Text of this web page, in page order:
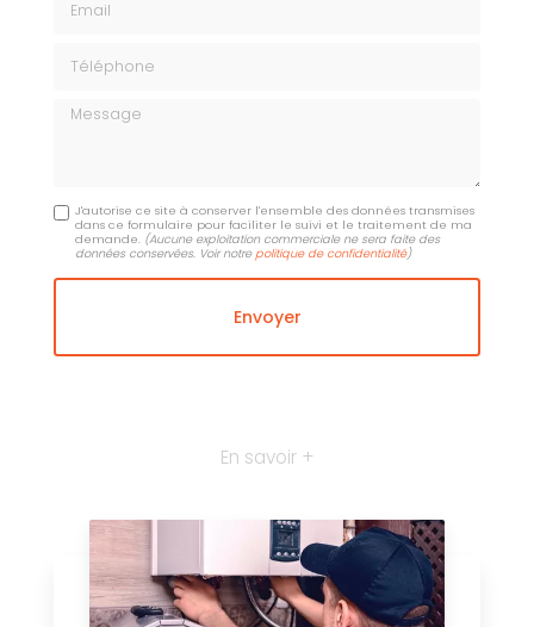
Message
J'autorise ce site à conserver l'ensemble des données transmises
dans ce formulaire pour faciliter le suivi et le traitement de ma
demande. (Aucune exploitation commerciale ne sera faite des
données conservées. Voir notrepolitique de confidentialité)
En savoir +